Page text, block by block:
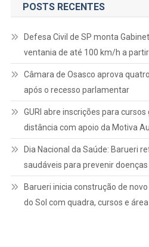
POSTS RECENTES
Defesa Civil de SP monta
ventania de até 100 km/h a
Câmara de Osasco aprova
após o recesso parlamentar
GURI abre inscrições para
distância com apoio da Motiva
Dia Nacional da Saúde: Barueri
saudáveis para prevenir doenças
Barueri inicia construção de
do Sol com quadra, cursos e